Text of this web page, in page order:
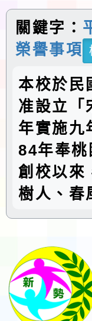
關鍵字：
榮譽事項
本校於民
准設立「
年實施九
84年奉
創校以來
樹人、春